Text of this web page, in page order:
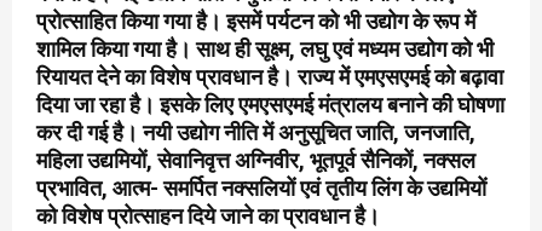
प्रोत्साहित किया गया है। इसमें पर्यटन को भी उद्योग के रूप में
शामिल किया गया है। साथ ही सूक्ष्म, लघु एवं मध्यम उद्योग को भी
रियायत देने का विशेष प्रावधान है। राज्य में एमएसएमई को बढ़ावा
दिया जा रहा है। इसके लिए एमएसएमई मंत्रालय बनाने की घोषणा
कर दी गई है। नयी उद्योग नीति में अनुसूचित जाति, जनजाति,
महिला उद्यमियों, सेवानिवृत्त अग्निवीर, भूतपूर्व सैनिकों, नक्सल
प्रभावित, आत्म- समर्पित नक्सलियों एवं तृतीय लिंग के उद्यमियों
को विशेष प्रोत्साहन दिये जाने का प्रावधान है।